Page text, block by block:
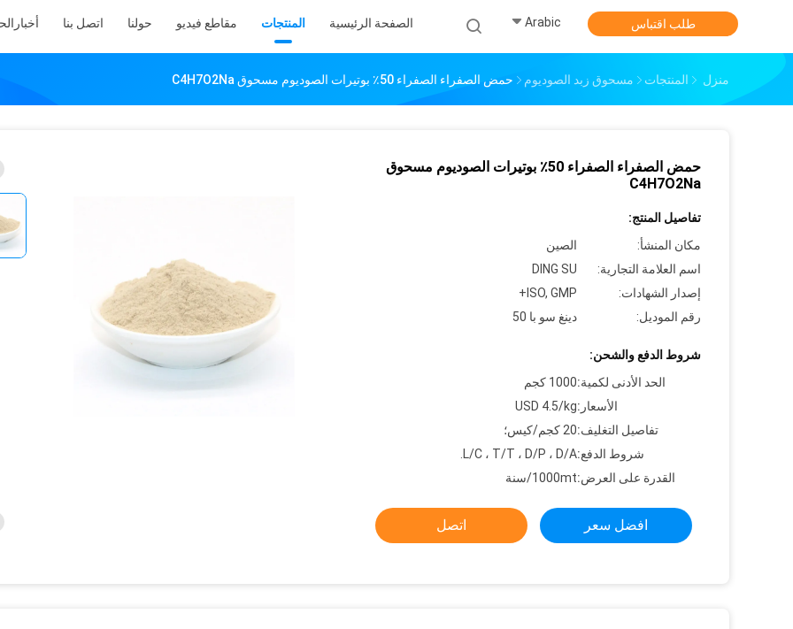
الصفحة الرئيسية المنتجات مقاطع فيديو حولنا اتصل بنا أخبار Arabic طلب اقتباس
منزل المنتجات مسحوق زبد الصوديوم حمض الصفراء الصفراء 50٪ بوتيرات الصوديوم مسحوق C4H7O2Na
حمض الصفراء الصفراء 50٪ بوتيرات الصوديوم مسحوق
C4H7O2Na
تفاصيل المنتج:
مكان المنشأ:
الصين
اسم العلامة التجارية:
DING SU
إصدار الشهادات:
ISO, GMP+
رقم الموديل:
دينغ سو با 50
شروط الدفع والشحن:
الحد الأدنى لكمية:1000 كجم
الأسعار:USD 4.5/kg
تفاصيل التغليف:20 كجم/كيس؛
شروط الدفع:L/C ، T/T ، D/P ، D/A.
القدرة على العرض:1000mt/سنة
افضل سعر اتصل